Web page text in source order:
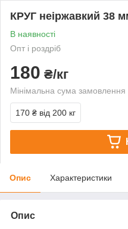
КРУГ неіржавкий 38
В наявності
Опт і роздріб
180 ₴/кг
Мінімальна сума
170 ₴ від 200 кг
Опис Характеристики
Опис